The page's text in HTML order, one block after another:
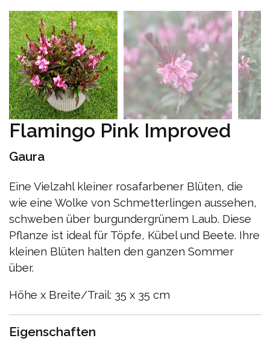
Flamingo Pink Improved
Gaura
Eine Vielzahl kleiner rosafarbener Blüten, die
wie eine Wolke von Schmetterlingen aussehen,
schweben über burgundergrünem Laub. Diese
Pflanze ist ideal für Töpfe, Kübel und Beete. Ihre
kleinen Blüten halten den ganzen Sommer
über.
Höhe x Breite/Trail: 35 x 35 cm
Eigenschaften